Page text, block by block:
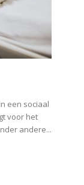
een sociaal
voor het
andere...